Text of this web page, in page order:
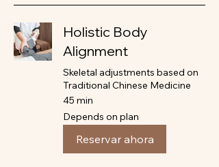
Holistic Body
Alignment
Skeletal adjustments based on
Traditional Chinese Medicine
45 min
Depends
on
plan
Depends on plan
Reservar ahora